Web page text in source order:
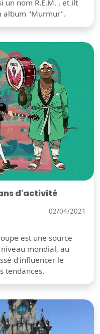
un nom R.E.M. , et ilt
album "Murmur".
d'activité
02/04/2021
est une source
mondial, au
d'influencer le
tendances.